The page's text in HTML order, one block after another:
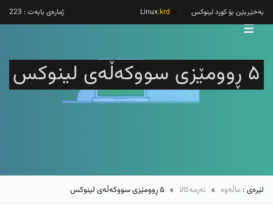
بەخێربێن بۆ کورد لینوکس .krd ژمارەی بابەت : 223
☰
۵ ڕوومێزی سووکەڵەی لینوکس
لێرەی : ماڵەوە » نەرمەکالا » ۵ ڕوومێزی سووکەڵەی لینوکس